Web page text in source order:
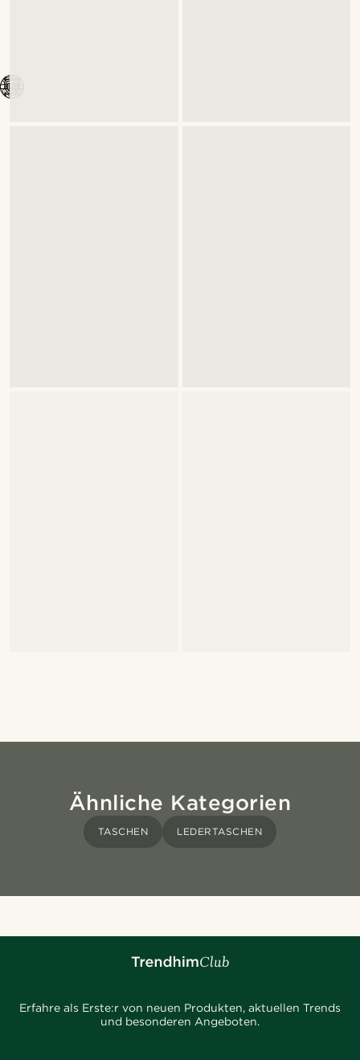
Ähnliche Kategorien
TASCHEN LEDERTASCHEN
Erfahre als Erste:r von neuen Produkten, aktuellen Trends
und besonderen Angeboten.